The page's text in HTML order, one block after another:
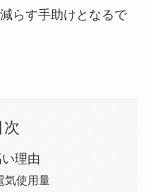
らす手助けとなるで
次
理由
気使用量